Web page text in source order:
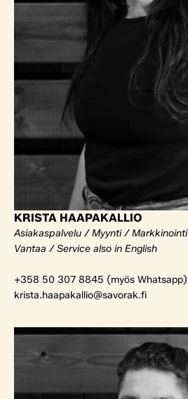
KRISTA HAAPAKALLIO
Asiakaspalvelu / Myynti / Markkinointi
Vantaa / Service also in English
+358 50 307 8845 (myös Whatsapp)
krista.haapakallio@savorak.fi